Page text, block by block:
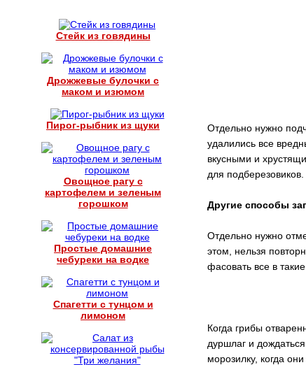
Стейк из говядины
Дрожжевые булочки с
маком и изюмом
Пирог-рыбник из щуки
Овощное рагу с
картофелем и зеленым
горошком
Простые домашние
чебуреки на водке
Спагетти с тунцом и
лимоном
Отдельно нужно
удалились все
вкусными и
для подберезовиков.
Другие способы
Отдельно нужно
этом, нельзя
фасовать все в
Когда грибы
дуршлаг и
морозилку, когда